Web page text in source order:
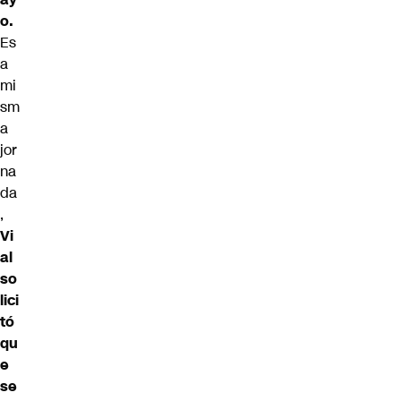
o.
Es
a
mi
sm
a
jor
na
da
,
Vi
al
so
lici
tó
qu
e
se